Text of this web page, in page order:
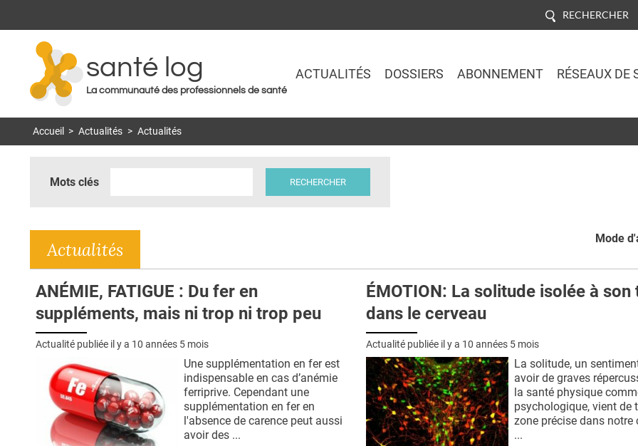
RECHERCHER
santé log
La communauté des professionnels de santé
ACTUALITÉS DOSSIERS ABONNEMENT RÉSEAUX DE
Accueil > Actualités > Actualités
Mots clés
Mode
Actualités
ANÉMIE, FATIGUE : Du fer en
suppléments, mais ni trop ni trop peu
Actualité publiée il y a 10 années 5 mois
Une supplémentation en fer est
indispensable en cas d’anémie
ferriprive. Cependant une
supplémentation en fer en
l'absence de carence peut aussi
avoir des ...
ÉMOTION: La solitude isolée à son
dans le cerveau
Actualité publiée il y a 10 années 5 mois
La solitude, un
avoir de graves
la santé physique
psychologique, vient de
zone précise dans notre
...